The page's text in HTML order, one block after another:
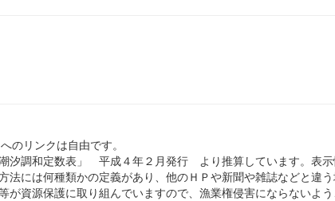
リンクは自由です。
調和定数表」 平成４年２月発行 より推算しています。表示
には何種類かの定義があり、他のＨＰや新聞や雑誌などと違う
資源保護に取り組んでいますので、漁業権侵害にならないよ